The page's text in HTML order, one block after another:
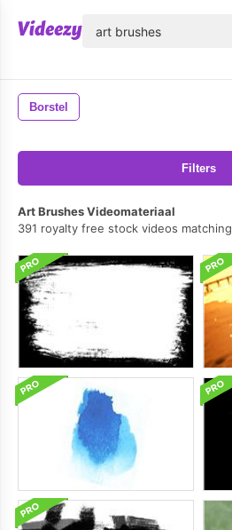
Borstel
Filters
Art Brushes Videomateriaal
391 royalty free stock videos matching